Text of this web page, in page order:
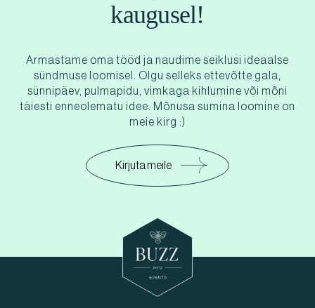
kaugusel!
Armastame oma tööd ja naudime seiklusi ideaalse
sündmuse loomisel. Olgu selleks ettevõtte gala,
sünnipäev, pulmapidu, vimkaga kihlumine või mõni
täiesti enneolematu idee. Mõnusa sumina loomine on
meie kirg :)
Kirjuta meile